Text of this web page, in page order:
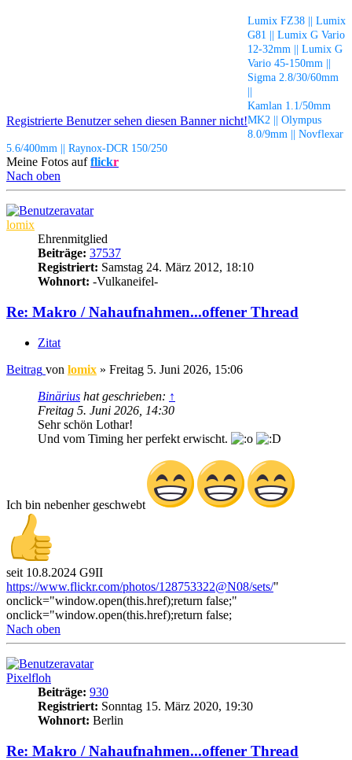
Registrierte Benutzer sehen diesen Banner nicht!
Lumix FZ38 || Lumix
G81 || Lumix G Vario
12-32mm || Lumix G
Vario 45-150mm ||
Sigma 2.8/30/60mm
Kamlan 1.1/50mm
MK2 || Olympus
8.0/9mm || Novflexar
5.6/400mm || Raynox-DCR 150/250
Meine Fotos aufflickr
Nach oben
lomix
Ehrenmitglied
Beiträge: 37537
Registriert: Samstag 24. März 2012, 18:10
Wohnort: -Vulkaneifel-
Re: Makro / Nahaufnahmen...offener Thread
Zitat
Beitrag von lomix » Freitag 5. Juni 2026, 15:06
Binärius hat geschrieben: ↑
Freitag 5. Juni 2026, 14:30
Sehr schön Lothar!
Und vom Timing her perfekt erwischt.
Ich bin nebenher geschwebt
seit 10.8.2024 G9II
https://www.flickr.com/photos/128753322@N08/sets/"
onclick="window.open(this.href);return false;"
onclick="window.open(this.href);return false;
Nach oben
Pixelfloh
Beiträge: 930
Registriert: Sonntag 15. März 2020, 19:30
Wohnort: Berlin
Re: Makro / Nahaufnahmen...offener Thread